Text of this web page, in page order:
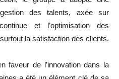
des talents, axée sur
et l’optimisation des
la satisfaction des clients.
faveur de l’innovation dans la